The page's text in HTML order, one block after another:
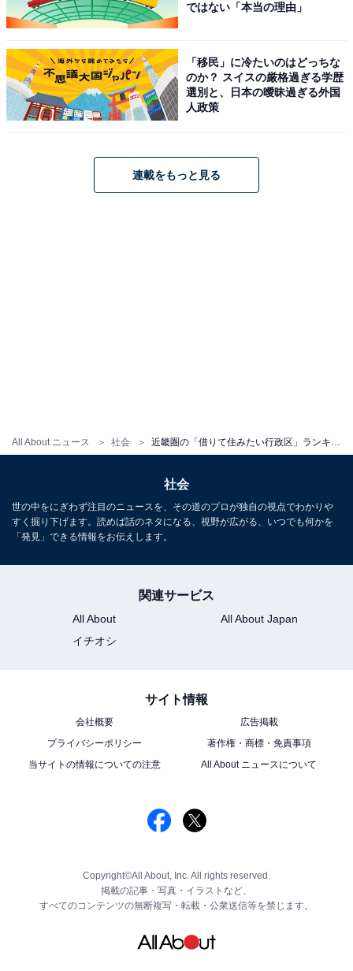
All About ニュース 社会 近畿圏の「借りて住みたい行政区」ランキング！ 3位「大阪市北区」、2位「東大阪市」を抑え初の1位を獲得したのは？
ではない「本当の理由」
「移民」に冷たいのはどっちな
のか？ スイスの厳格過ぎる学歴
選別と、日本の曖昧過ぎる外国
人政策
連載をもっと見る
社会
世の中をにぎわず注目のニュースを、その道のプロが独自の視点でわかりや
すく掘り下げます。読めば話のネタになる、視野が広がる、いつでも何かを
「発見」できる情報をお伝えします。
関連サービス
All About
All About Japan
イチオシ
サイト情報
会社概要
広告掲載
プライバシーポリシー
著作権・商標・免責事項
当サイトの情報についての注意
All About ニュースについて
Copyright©All About, Inc. All rights reserved.
掲載の記事・写真・イラストなど、
すべてのコンテンツの無断複写・転載・公衆送信等を禁じます。